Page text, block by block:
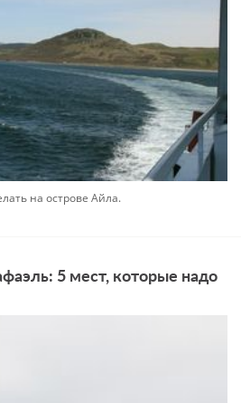
на острове Айла.
5 мест, которые надо